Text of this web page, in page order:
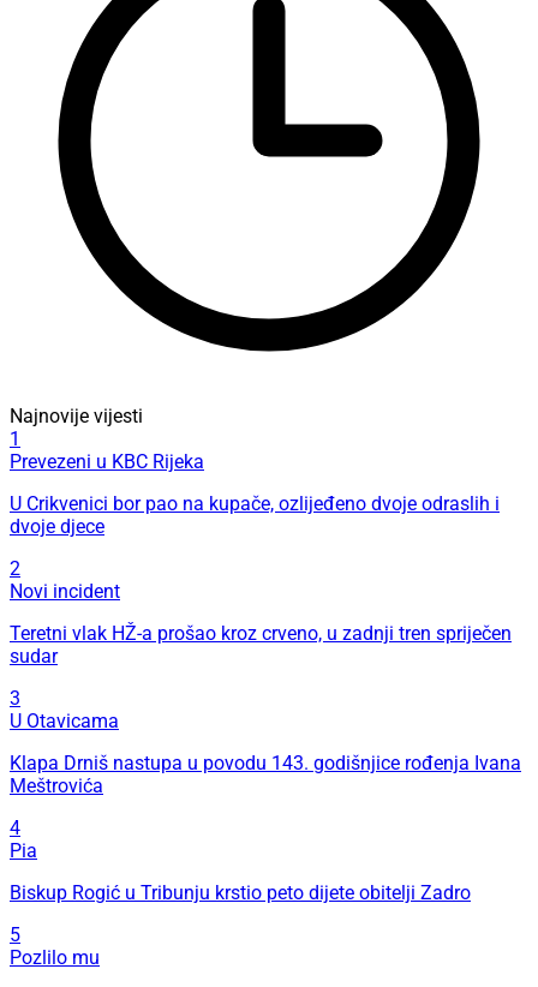
Najnovije vijesti
1
Prevezeni u KBC Rijeka
U Crikvenici bor pao na kupače, ozlijeđeno dvoje odraslih i
dvoje djece
2
Novi incident
Teretni vlak HŽ-a prošao kroz crveno, u zadnji tren spriječen
sudar
3
U Otavicama
Klapa Drniš nastupa u povodu 143. godišnjice rođenja Ivana
Meštrovića
4
Pia
Biskup Rogić u Tribunju krstio peto dijete obitelji Zadro
5
Pozlilo mu